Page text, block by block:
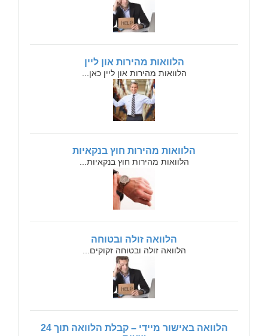
הלוואות מהירות און ליין
הלוואות מהירות און ליין כאן...
הלוואות מהירות חוץ בנקאיות
הלוואות מהירות חוץ בנקאיות...
הלוואה זולה ובטוחה
הלוואה זולה ובטוחה זקוקים...
הלוואה באישור מיידי – קבלת הלוואה תוך 24